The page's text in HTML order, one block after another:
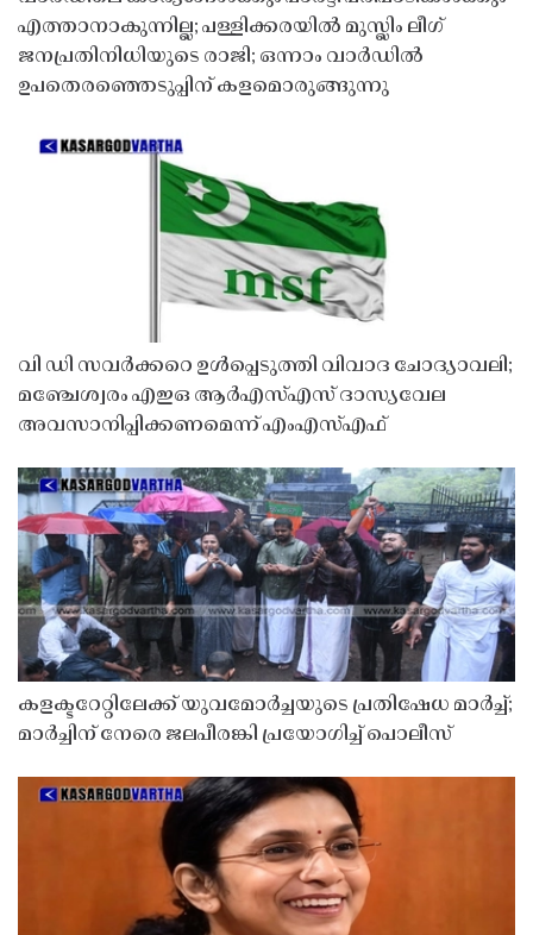
എത്താനാകുന്നില്ല; പള്ളിക്കരയിൽ മുസ്ലിം ലീഗ്
ജനപ്രതിനിധിയുടെ രാജി; ഒന്നാം വാർഡിൽ
ഉപതെരഞ്ഞെടുപ്പിന് കളമൊരുങ്ങുന്നു
വി ഡി സവർക്കറെ ഉൾപ്പെടുത്തി വിവാദ ചോദ്യാവലി;
മഞ്ചേശ്വരം എഇഒ ആർഎസ്എസ് ദാസ്യവേല
അവസാനിപ്പിക്കണമെന്ന് എംഎസ്എഫ്
കളക്ടറേറ്റിലേക്ക് യുവമോർച്ചയുടെ പ്രതിഷേധ മാർച്ച്;
മാർച്ചിന് നേരെ ജലപീരങ്കി പ്രയോഗിച്ച് പൊലീസ്